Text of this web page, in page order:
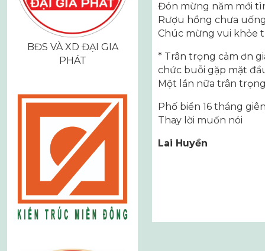
BĐS VÀ XD ĐẠI GIA
PHÁT
Đón mừng năm mới
Rượu hồng chưa
Chúc mừng vui khỏe
* Trân trọng cảm ơn
chức buỗi gặp mặt
Một lần nữa trân
Phố biển 16 tháng
Thay lời muốn nói
Lai Huyền
Điều